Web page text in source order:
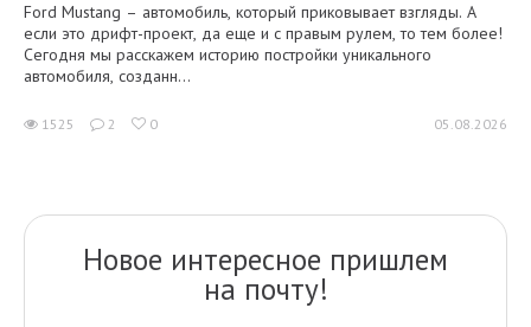
Ford Mustang – автомобиль, который приковывает взгляды. А
если это дрифт-проект, да еще и с правым рулем, то тем более!
Сегодня мы расскажем историю постройки уникального
автомобиля, созданн...
1525 2 0 05.08.2026
Новое интересное пришлем
на почту!